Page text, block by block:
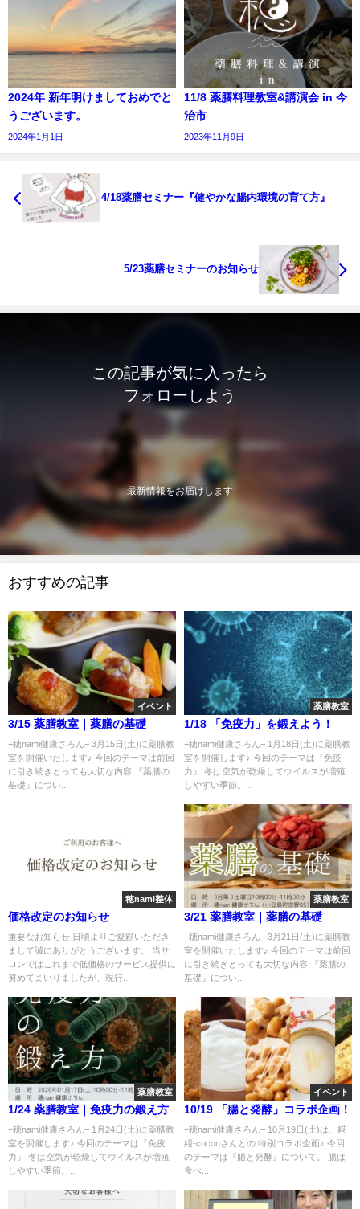
2024年 新年明けましておめでと
うございます。
2024年1月1日
11/8 薬膳料理教室&講演会 in 今
治市
2023年11月9日
4/18薬膳セミナー『健やかな腸内環境の育て方』
5/23薬膳セミナーのお知らせ
この記事が気に入ったら
フォローしよう
最新情報をお届けします
おすすめの記事
イベント
3/15 薬膳教室｜薬膳の基礎
−穂nami健康さろん− 3月15日(土)に薬膳教
室を開催いたします♪ 今回のテーマは前回
に引き続きとっても大切な内容 『薬膳の
基礎』につい...
薬膳教室
1/18 「免疫力」を鍛えよう！
−穂nami健康さろん− 1月18日(土)に薬膳教
室を開催します♪ 今回のテーマは『免疫
力』 冬は空気が乾燥してウイルスが増殖
しやすい季節。...
穂nami整体
価格改定のお知らせ
重要なお知らせ 日頃よりご愛顧いただき
まして誠にありがとうございます。 当サ
ロンではこれまで低価格のサービス提供に
努めてまいりましたが、現行...
薬膳教室
3/21 薬膳教室｜薬膳の基礎
−穂nami健康さろん− 3月21日(土)に薬膳教
室を開催いたします♪ 今回のテーマは前回
に引き続きとっても大切な内容 『薬膳の
基礎』につい...
薬膳教室
1/24 薬膳教室｜免疫力の鍛え方
−穂nami健康さろん− 1月24日(土)に薬膳教
室を開催します♪ 今回のテーマは『免疫
力』 冬は空気が乾燥してウイルスが増殖
しやすい季節。...
イベント
10/19 「腸と発酵」コラボ企画！
−穂nami健康さろん− 10月19日(土)は、糀
紺-coconさんとの 特別コラボ企画♪ 今回
のテーマは『腸と発酵』について。 腸は
食べ...